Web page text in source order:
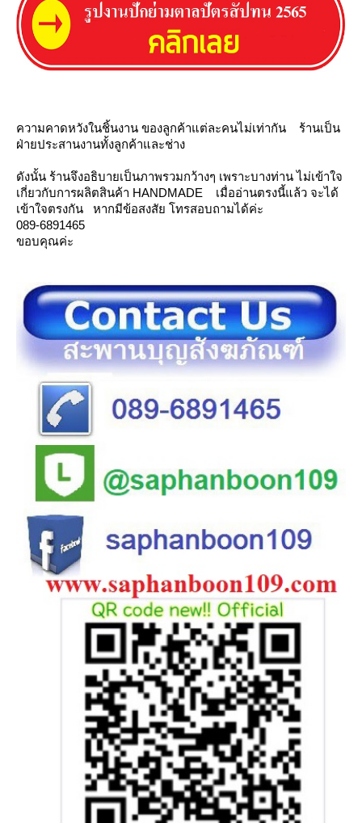
ความคาดหวังในชิ้นงาน ของลูกค้าแต่ละคนไม่เท่ากัน ร้านเป็น
ฝ่ายประสานงานทั้งลูกค้าและช่าง
ดังนั้น ร้านจึงอธิบายเป็นภาพรวมกว้างๆ เพราะบางท่าน ไม่เข้าใจ
เกี่ยวกับการผลิตสินค้า HANDMADE เมื่ออ่านตรงนี้แล้ว จะได้
เข้าใจตรงกัน หากมีข้อสงสัย โทรสอบถามได้ค่ะ
089-6891465
ขอบคุณค่ะ